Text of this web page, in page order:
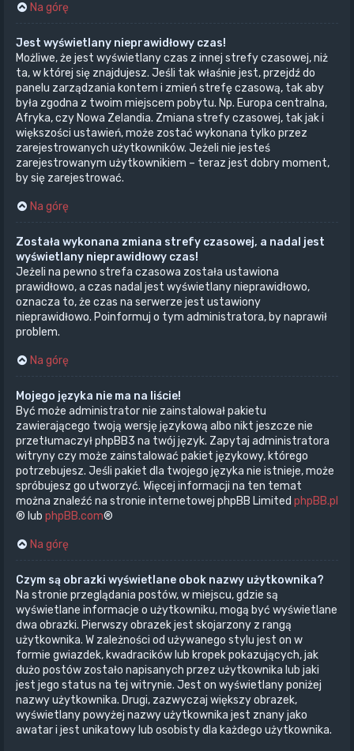
Na górę
Jest wyświetlany nieprawidłowy czas!
Możliwe, że jest wyświetlany czas z innej strefy czasowej, niż
ta, w której się znajdujesz. Jeśli tak właśnie jest, przejdź do
panelu zarządzania kontem i zmień strefę czasową, tak aby
była zgodna z twoim miejscem pobytu. Np. Europa centralna,
Afryka, czy Nowa Zelandia. Zmiana strefy czasowej, tak jak i
większości ustawień, może zostać wykonana tylko przez
zarejestrowanych użytkowników. Jeżeli nie jesteś
zarejestrowanym użytkownikiem – teraz jest dobry moment,
by się zarejestrować.
Na górę
Została wykonana zmiana strefy czasowej, a nadal jest
wyświetlany nieprawidłowy czas!
Jeżeli na pewno strefa czasowa została ustawiona
prawidłowo, a czas nadal jest wyświetlany nieprawidłowo,
oznacza to, że czas na serwerze jest ustawiony
nieprawidłowo. Poinformuj o tym administratora, by naprawił
problem.
Na górę
Mojego języka nie ma na liście!
Być może administrator nie zainstalował pakietu
zawierającego twoją wersję językową albo nikt jeszcze nie
przetłumaczył phpBB3 na twój język. Zapytaj administratora
witryny czy może zainstalować pakiet językowy, którego
potrzebujesz. Jeśli pakiet dla twojego języka nie istnieje, może
spróbujesz go utworzyć. Więcej informacji na ten temat
można znaleźć na stronie internetowej phpBB Limited phpBB.pl
® lub phpBB.com®
Na górę
Czym są obrazki wyświetlane obok nazwy użytkownika?
Na stronie przeglądania postów, w miejscu, gdzie są
wyświetlane informacje o użytkowniku, mogą być wyświetlane
dwa obrazki. Pierwszy obrazek jest skojarzony z rangą
użytkownika. W zależności od używanego stylu jest on w
formie gwiazdek, kwadracików lub kropek pokazujących, jak
dużo postów zostało napisanych przez użytkownika lub jaki
jest jego status na tej witrynie. Jest on wyświetlany poniżej
nazwy użytkownika. Drugi, zazwyczaj większy obrazek,
wyświetlany powyżej nazwy użytkownika jest znany jako
awatar i jest unikatowy lub osobisty dla każdego użytkownika.